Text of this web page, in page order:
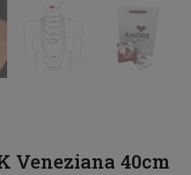
Veneziana 40cm